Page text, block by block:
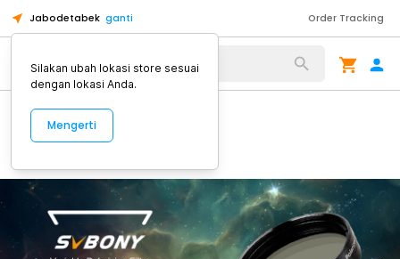
Jabodetabek ganti Order Tracking
Alat Kopi
Silakan ubah lokasi store sesuai
dengan lokasi Anda.
Mengerti